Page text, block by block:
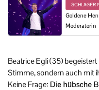
SCHLAGER
Goldene
Moderatorin
Beatrice Egli (35)
Stimme, sondern auch mit
Keine Frage: Die hübsche